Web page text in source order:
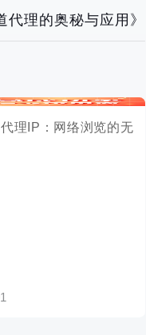
代理的奥秘与应用》